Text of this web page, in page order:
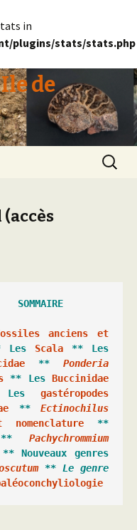
in
plugins/stats/stats.php
de
(accès
anciens et
Les Scala
** Ponderia
** Les Buccinidae
gastéropodes
** Ectinochilus
nomenclature
Pachychrommium
** Nouveaux genres